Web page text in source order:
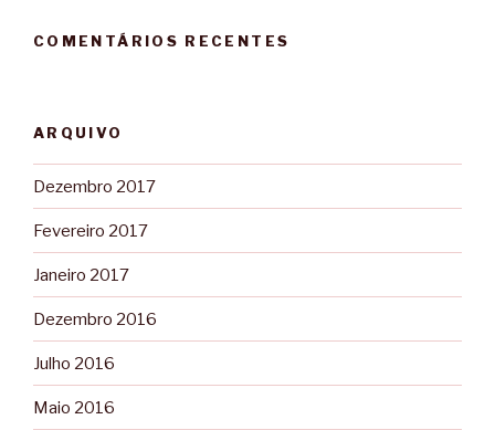
COMENTÁRIOS RECENTES
ARQUIVO
Dezembro 2017
Fevereiro 2017
Janeiro 2017
Dezembro 2016
Julho 2016
Maio 2016